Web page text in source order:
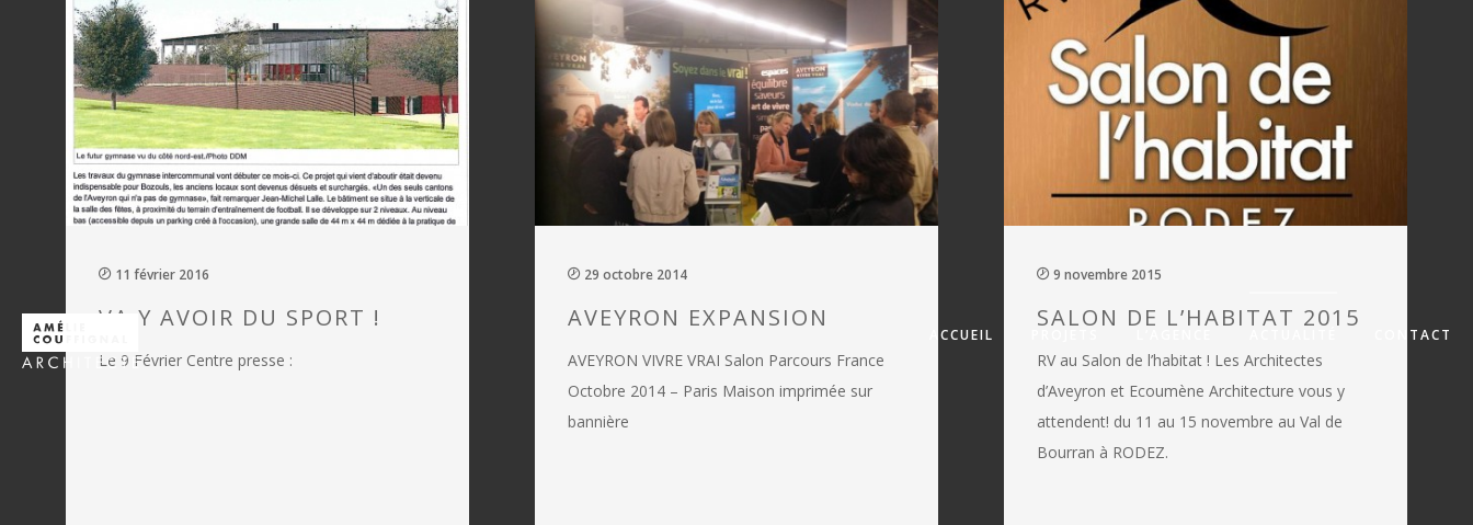
ACCUEIL CONTACT
11 février 2016
VA Y AVOIR DU SPORT !
Le 9 Février Centre presse :
29 octobre 2014
AVEYRON EXPANSION
AVEYRON VIVRE VRAI Salon Parcours France
Octobre 2014 – Paris Maison imprimée sur
bannière
9 novembre 2015
SALON DE L’HABITAT 2015
RV au Salon de l’habitat ! Les Architectes
d’Aveyron et Ecoumène Architecture vous y
attendent! du 11 au 15 novembre au Val de
Bourran à RODEZ.